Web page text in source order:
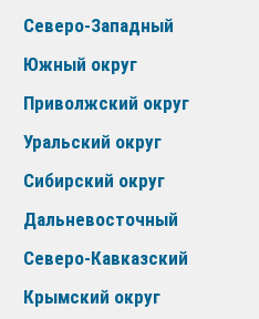
Северо-Западный
Южный округ
Приволжский округ
Уральский округ
Сибирский округ
Дальневосточный
Северо-Кавказский
Крымский округ